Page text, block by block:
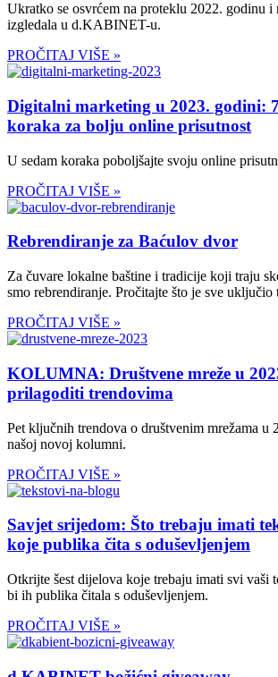
Ukratko se osvrćem na proteklu 2022. godinu i
izgledala u d.KABINET-u.
PROČITAJ VIŠE »
Digitalni marketing u 2023. godini:
koraka za bolju online prisutnost
U sedam koraka poboljšajte svoju online
PROČITAJ VIŠE »
Rebrendiranje za Baćulov dvor
Za čuvare lokalne baštine i tradicije koji traju
smo rebrendiranje. Pročitajte što je sve uključio
PROČITAJ VIŠE »
KOLUMNA: Društvene mreže u
prilagoditi trendovima
Pet ključnih trendova o društvenim mrežama u
našoj novoj kolumni.
PROČITAJ VIŠE »
Savjet srijedom: Što trebaju imati
koje publika čita s oduševljenjem
Otkrijte šest dijelova koje trebaju imati svi vaši
bi ih publika čitala s oduševljenjem.
PROČITAJ VIŠE »